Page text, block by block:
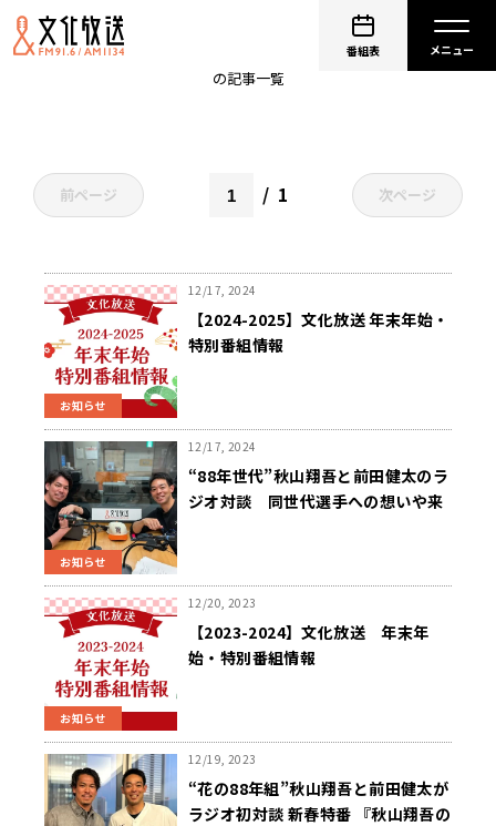
番組表
の記事一覧
前ページ 1 次ページ
お知らせ
12/17, 2024
【2024-2025】文化放送 年末年始・
特別番組情報
お知らせ
12/17, 2024
“88年世代”秋山翔吾と前田健太のラ
ジオ対談 同世代選手への想いや来
放送
お知らせ
12/20, 2023
【2023-2024】文化放送 年末年
始・特別番組情報
12/19, 2023
“花の88年組”秋山翔吾と前田健太が
ラジオ初対談 新春特番 『秋山翔吾の